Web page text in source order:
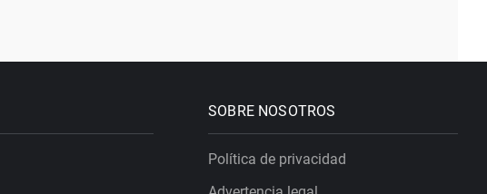
SOBRE NOSOTROS
Política de privacidad